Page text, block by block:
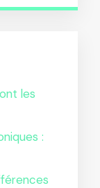
les
: